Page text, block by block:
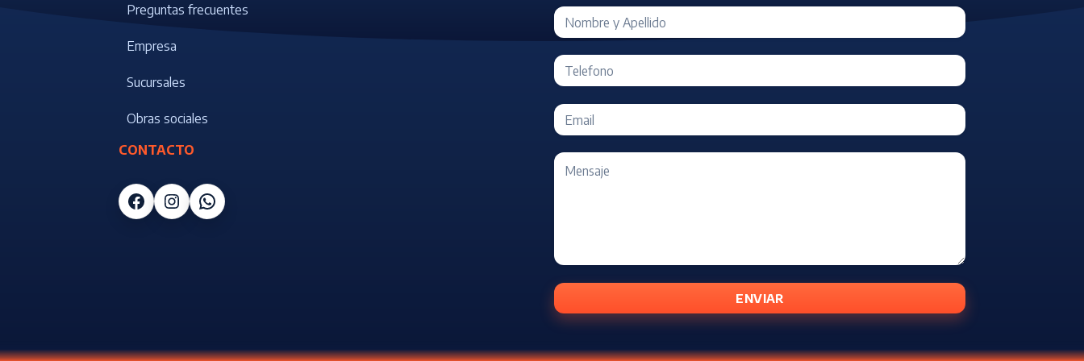
Preguntas frecuentes
Empresa
Sucursales
Obras sociales
CONTACTO
Facebook
Instagram
WhatsApp